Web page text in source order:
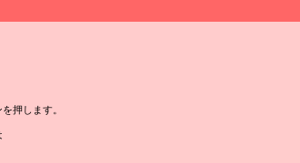
押します。